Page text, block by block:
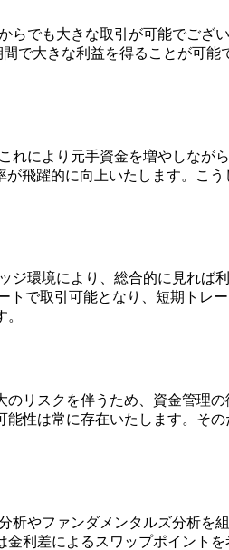
でも大きな取引が可能でござ
で大きな利益を得ることが可
により元手資金を増やしなが
飛躍的に向上いたします。こ
環境により、総合的に見れば
で取引可能となり、短期トレ
リスクを伴うため、資金管理
性は常に存在いたします。そ
やファンダメンタルズ分析を
利差によるスワップポイント